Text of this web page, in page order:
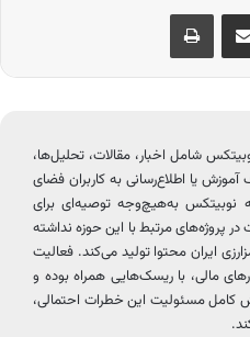
اشتراک گذاری از طریق ایمیل چاپ
شامل اخبار، مقالات، تحلیل‌ها،
آموزش یا اطلاع‌رسانی به کاربران فضای
نوبیتکس به‌هیچ‌وجه توصیه‌ای برای
پروژه‌های مرتبط با این حوزه نداشته
ایران محتوا تولید می‌کند. فعالیت
مالی، با ریسک‌هایی همراه بوده و
مسئولیت این خطرات احتمالی،